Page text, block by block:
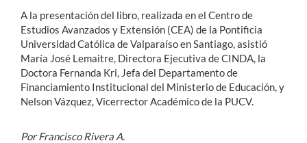
A la presentación del libro, realizada en el Centro de
Estudios Avanzados y Extensión (CEA) de la Pontificia
Universidad Católica de Valparaíso en Santiago, asistió
María José Lemaitre, Directora Ejecutiva de CINDA, la
Doctora Fernanda Kri, Jefa del Departamento de
Financiamiento Institucional del Ministerio de Educación, y
Nelson Vázquez, Vicerrector Académico de la PUCV.
Por Francisco Rivera A.